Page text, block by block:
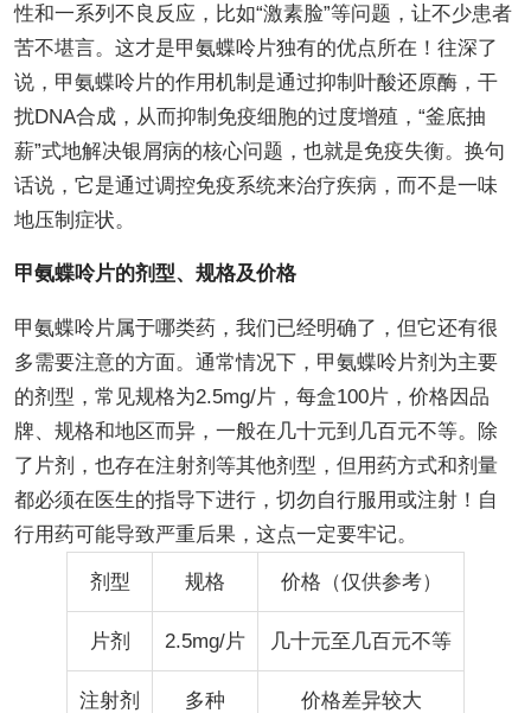
性和一系列不良反应，比如“激素脸”等问题，让不少患者
苦不堪言。这才是甲氨蝶呤片独有的优点所在！往深了
说，甲氨蝶呤片的作用机制是通过抑制叶酸还原酶，干
扰DNA合成，从而抑制免疫细胞的过度增殖，“釜底抽
薪”式地解决银屑病的核心问题，也就是免疫失衡。换句
话说，它是通过调控免疫系统来治疗疾病，而不是一味
地压制症状。
甲氨蝶呤片的剂型、规格及价格
甲氨蝶呤片属于哪类药，我们已经明确了，但它还有很
多需要注意的方面。通常情况下，甲氨蝶呤片剂为主要
的剂型，常见规格为2.5mg/片，每盒100片，价格因品
牌、规格和地区而异，一般在几十元到几百元不等。除
了片剂，也存在注射剂等其他剂型，但用药方式和剂量
都必须在医生的指导下进行，切勿自行服用或注射！自
行用药可能导致严重后果，这点一定要牢记。
剂型 规格 价格（仅供参考）
片剂 2.5mg/片 几十元至几百元不等
注射剂 多种 价格差异较大